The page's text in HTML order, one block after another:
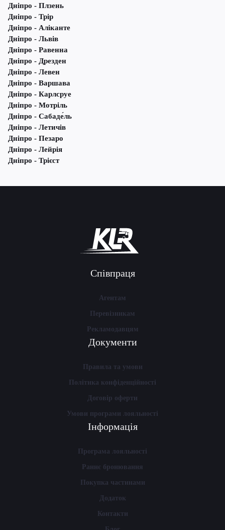
Дніпро - Плзень
Дніпро - Трір
Дніпро - Аліканте
Дніпро - Львів
Дніпро - Равенна
Дніпро - Дрезден
Дніпро - Левен
Дніпро - Варшава
Дніпро - Карлсруе
Дніпро - Мотріль
Дніпро - Сабаде́ль
Дніпро - Летичів
Дніпро - Пезаро
Дніпро - Лейрія
Дніпро - Трієст
Співпраця
Агентам
Перевізникам
Рекламодавцям
Документи
Правила та умови
Політика конфіденційності
Договір оферти
Умови програми лояльності
Інформація
Програма лояльності
Раннє бронювання
Покупка частинами
Додаток
Контакти